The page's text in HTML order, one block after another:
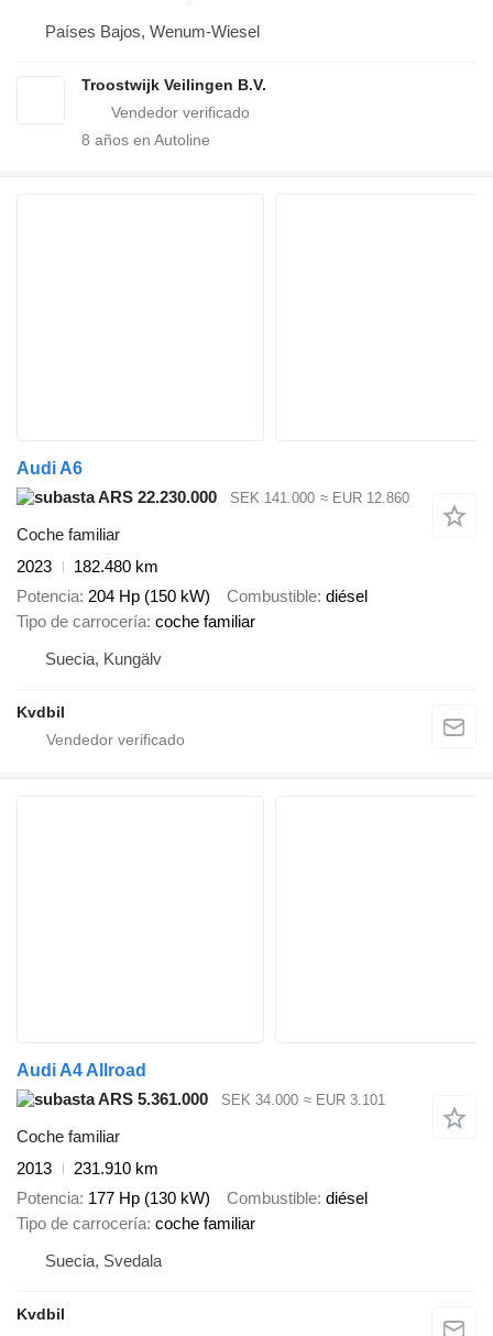
Países Bajos, Wenum-Wiesel
Troostwijk Veilingen B.V.
8 años en Autoline
Audi A6
ARS 22.230.000
SEK 141.000 ≈ EUR 12.860
Coche familiar
2023
182.480 km
Potencia 204 Hp (150 kW) Combustible diésel
Tipo de carrocería coche familiar
Suecia, Kungälv
Kvdbil
Audi A4 Allroad
ARS 5.361.000
SEK 34.000 ≈ EUR 3.101
Coche familiar
2013
231.910 km
Potencia 177 Hp (130 kW) Combustible diésel
Tipo de carrocería coche familiar
Suecia, Svedala
Kvdbil